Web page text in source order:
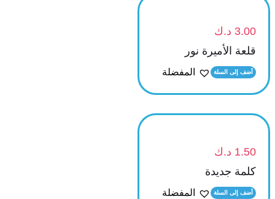
3.00 د.ك
قلعة الأميرة نور
أضف إلى السلة المفضلة
1.50 د.ك
كلمة جديدة
أضف إلى السلة المفضلة